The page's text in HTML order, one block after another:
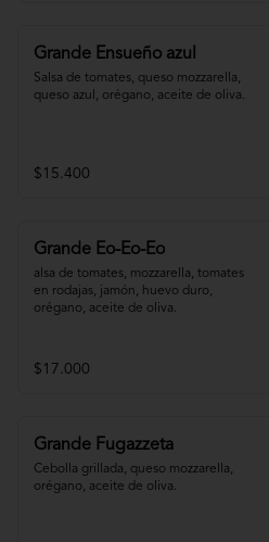
Grande Ensueño azul
Salsa de tomates, queso mozzarella,
queso azul, orégano, aceite de oliva.
$15.400
Grande Eo-Eo-Eo
alsa de tomates, mozzarella, tomates
en rodajas, jamón, huevo duro,
orégano, aceite de oliva.
$17.000
Grande Fugazzeta
Cebolla grillada, queso mozzarella,
orégano, aceite de oliva.